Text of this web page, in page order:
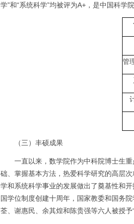
学”和“系统科学”均被评为A+，是中国科学
管
（三）丰硕成果
一直以来，数学院作为中科院博士生重
础、掌握基本方法，热爱科学研究的高层
学和系统科学事业的发展做出了奠基性和
国学位制度创建十周年，国家教委和国务
荃、谢惠民、余其煌和陈贵强等六人被授予